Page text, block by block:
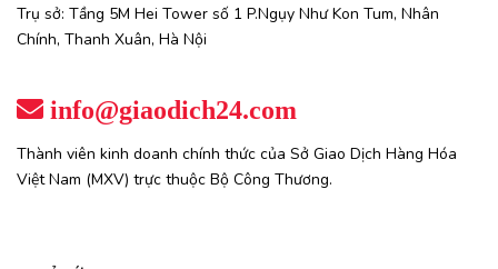
Trụ sở: Tầng 5M Hei Tower số 1 P.Ngụy Như Kon Tum, Nhân
Chính, Thanh Xuân, Hà Nội
info@giaodich24.com
Thành viên kinh doanh chính thức của Sở Giao Dịch Hàng Hóa
Việt Nam (MXV) trực thuộc Bộ Công Thương.